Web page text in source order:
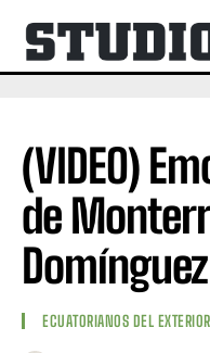
(VIDEO)
de
Domínguez
ECUATORIANOS DEL EXTERIOR